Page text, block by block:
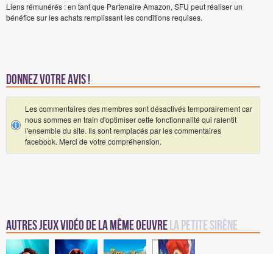
Liens rémunérés : en tant que Partenaire Amazon, SFU peut réaliser un
bénéfice sur les achats remplissant les conditions requises.
Donnez votre avis !
Les commentaires des membres sont désactivés temporairement car
nous sommes en train d'optimiser cette fonctionnalité qui ralentit
l'ensemble du site. Ils sont remplacés par les commentaires
facebook. Merci de votre compréhension.
Autres jeux vidéo de la même oeuvre La petite sirène